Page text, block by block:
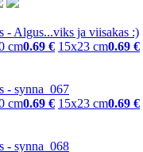
cm0.69 € 15x23 cm0.69 €
cm0.69 € 15x23 cm0.69 €